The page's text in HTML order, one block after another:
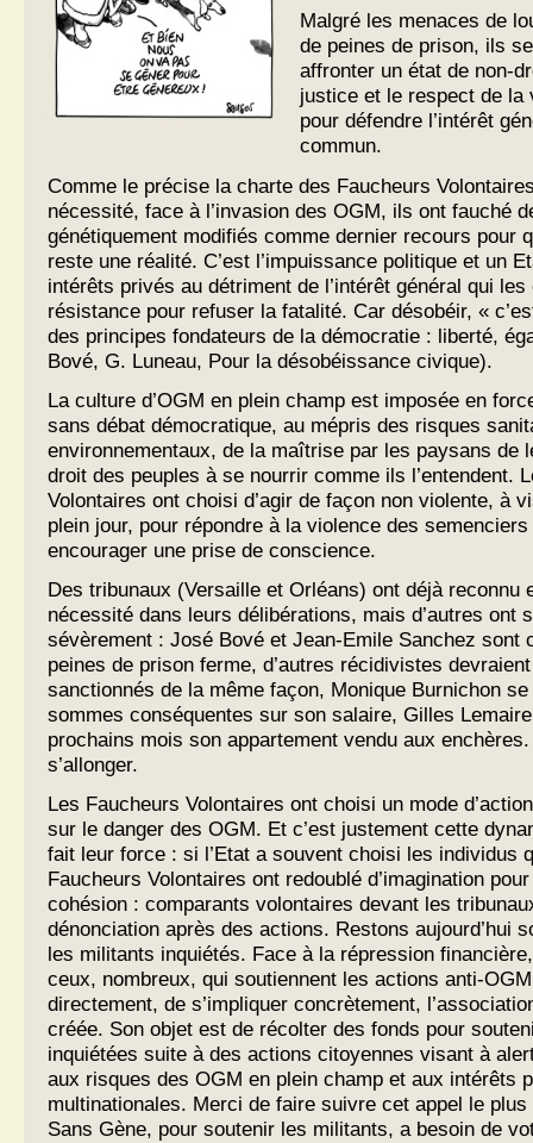
Malgré les menaces de
de peines de prison, ils
affronter un état de non-
justice et le respect de la
pour défendre l’intérêt
commun.
Comme le précise la charte des Faucheurs
nécessité, face à l’invasion des OGM, ils ont fauché
génétiquement modifiés comme dernier recours pour
reste une réalité. C’est l’impuissance politique et un
intérêts privés au détriment de l’intérêt général qui
résistance pour refuser la fatalité. Car désobéir, «
des principes fondateurs de la démocratie : liberté,
Bové, G. Luneau, Pour la désobéissance civique).
La culture d’OGM en plein champ est imposée en
sans débat démocratique, au mépris des risques
environnementaux, de la maîtrise par les paysans de
droit des peuples à se nourrir comme ils l’entendent.
Volontaires ont choisi d’agir de façon non violente, à
plein jour, pour répondre à la violence des
encourager une prise de conscience.
Des tribunaux (Versaille et Orléans) ont déjà reconnu
nécessité dans leurs délibérations, mais d’autres ont
sévèrement : José Bové et Jean-Emile Sanchez sont
peines de prison ferme, d’autres récidivistes
sanctionnés de la même façon, Monique Burnichon
sommes conséquentes sur son salaire, Gilles
prochains mois son appartement vendu aux
s’allonger.
Les Faucheurs Volontaires ont choisi un mode
sur le danger des OGM. Et c’est justement cette
fait leur force : si l’Etat a souvent choisi les individus
Faucheurs Volontaires ont redoublé d’imagination
cohésion : comparants volontaires devant les
dénonciation après des actions. Restons aujourd’hui
les militants inquiétés. Face à la répression
ceux, nombreux, qui soutiennent les actions anti-
directement, de s’impliquer concrètement,
créée. Son objet est de récolter des fonds pour
inquiétées suite à des actions citoyennes visant à
aux risques des OGM en plein champ et aux intérêts
multinationales. Merci de faire suivre cet appel le
Sans Gène, pour soutenir les militants, a besoin de